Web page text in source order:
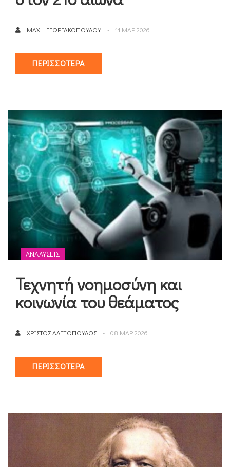
ΜΆΧΗ ΓΕΩΡΓΑΚΟΠΟΎΛΟΥ 11 ΜΑΡ 2026
ΠΕΡΙΣΣΌΤΕΡΑ
ΑΝΑΛΎΣΕΙΣ
Τεχνητή νοημοσύνη και
κοινωνία του θεάματος
ΧΡΊΣΤΟΣ ΑΛΕΞΌΠΟΥΛΟΣ 08 ΜΑΡ 2026
ΠΕΡΙΣΣΌΤΕΡΑ